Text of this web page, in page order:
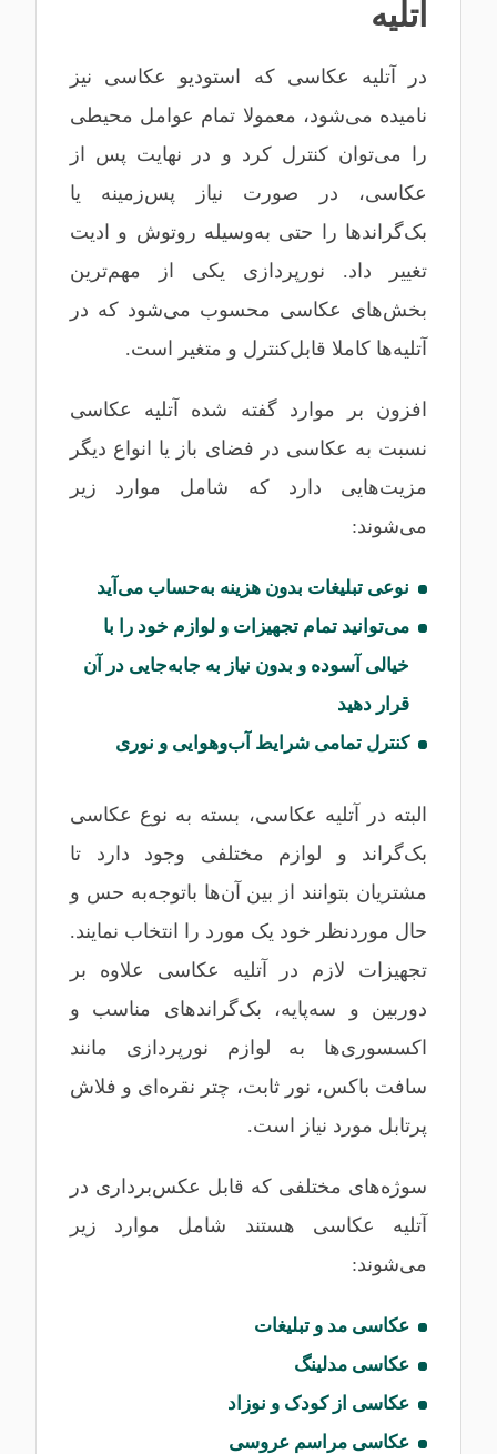
آتلیه
در آتلیه عکاسی که استودیو عکاسی نیز
نامیده می‌شود، معمولا تمام عوامل محیطی
را می‌توان کنترل کرد و در نهایت پس از
عکاسی، در صورت نیاز پس‌زمینه یا
بک‌گراندها را حتی به‌وسیله روتوش و ادیت
تغییر داد. نورپردازی یکی از مهم‌ترین
بخش‌های عکاسی محسوب می‌شود که در
آتلیه‌ها کاملا قابل‌کنترل و متغیر است.
افزون بر موارد گفته شده آتلیه عکاسی
نسبت به عکاسی در فضای باز یا انواع دیگر
مزیت‌هایی دارد که شامل موارد زیر
می‌شوند:
نوعی تبلیغات بدون هزینه به‌حساب می‌آید
می‌توانید تمام تجهیزات و لوازم خود را با
خیالی آسوده و بدون نیاز به جابه‌جایی در آن
قرار دهید
کنترل تمامی شرایط آب‌وهوایی و نوری
البته در آتلیه عکاسی، بسته به نوع عکاسی
بک‌گراند و لوازم مختلفی وجود دارد تا
مشتریان بتوانند از بین آن‌ها باتوجه‌به حس و
حال موردنظر خود یک مورد را انتخاب نمایند.
تجهیزات لازم در آتلیه عکاسی علاوه بر
دوربین و سه‌پایه، بک‌گراندهای مناسب و
اکسسوری‌ها به لوازم نورپردازی مانند
سافت باکس، نور ثابت، چتر نقره‌ای و فلاش
پرتابل مورد نیاز است.
سوژه‌های مختلفی که قابل عکس‌برداری در
آتلیه عکاسی هستند شامل موارد زیر
می‌شوند:
عکاسی مد و تبلیغات
عکاسی مدلینگ
عکاسی از کودک و نوزاد
عکاسی مراسم عروسی